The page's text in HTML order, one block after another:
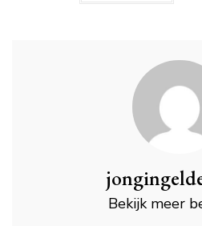
Bekijk meer